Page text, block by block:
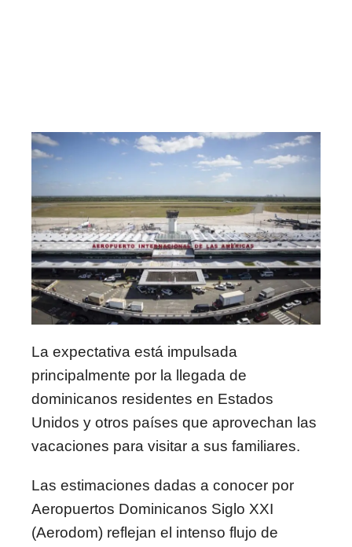
La expectativa está impulsada
principalmente por la llegada de
dominicanos residentes en Estados
Unidos y otros países que aprovechan las
vacaciones para visitar a sus familiares.
Las estimaciones dadas a conocer por
Aeropuertos Dominicanos Siglo XXI
(Aerodom) reflejan el intenso flujo de